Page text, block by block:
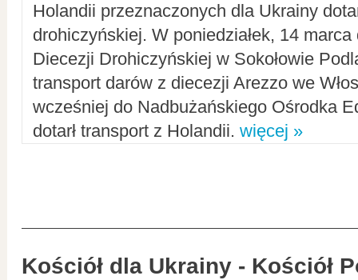
Holandii przeznaczonych dla Ukrainy
drohiczyńskiej. W poniedziałek, 14
Diecezji Drohiczyńskiej w Sokołowie
transport darów z diecezji Arezzo we
wcześniej do Nadbużańskiego Ośrodka
dotarł transport z Holandii. więcej »
Kościół dla Ukrainy - Kościół